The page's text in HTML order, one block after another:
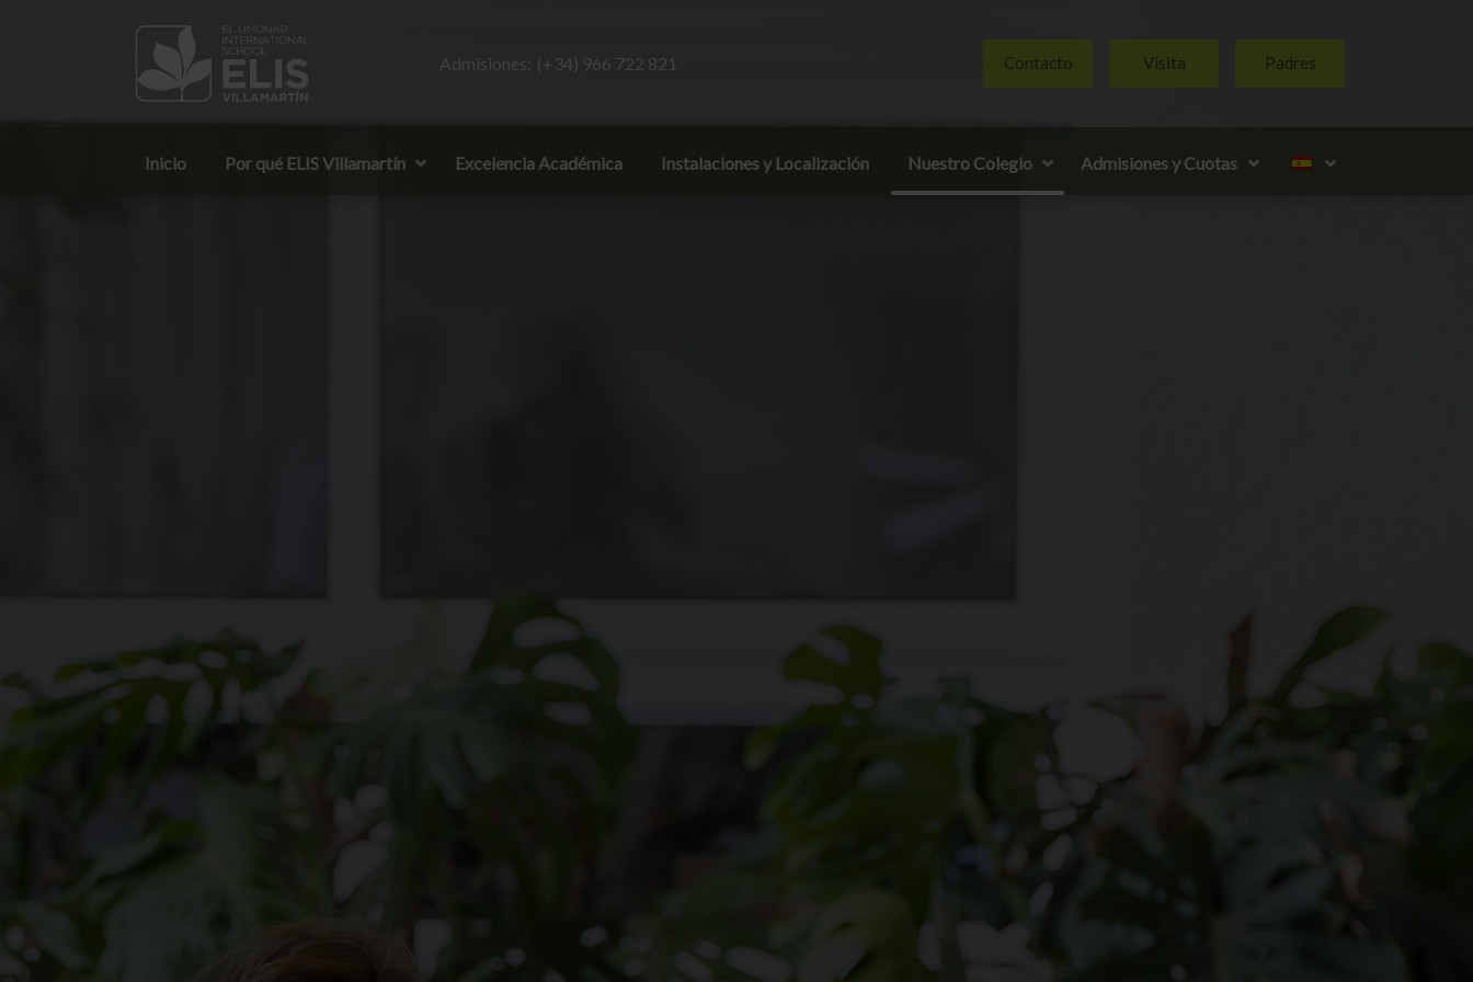
Admisiones: (+34) 966 722 821 Contacto Visita Padres
Inicio Por qué ELIS Villamartín Excelencia Académica Instalaciones y Localización Nuestro Colegio Admisiones y Cuotas